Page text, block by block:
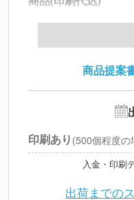
データ配置料
印刷代
北海道・沖
商品提案
印刷あり (500個程度の
入金・印刷
出荷までの